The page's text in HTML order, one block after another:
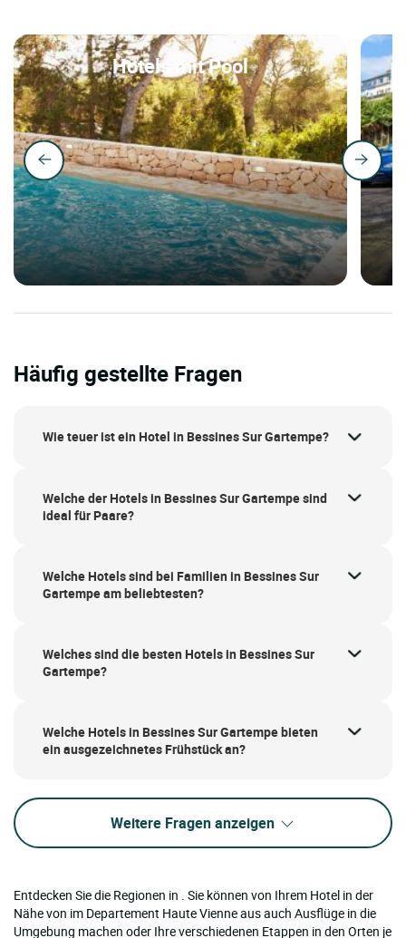
Hotels mit Pool
Häufig gestellte Fragen
Wie teuer ist ein Hotel in Bessines Sur Gartempe?
Welche der Hotels in Bessines Sur Gartempe sind
ideal für Paare?
Welche Hotels sind bei Familien in Bessines Sur
Gartempe am beliebtesten?
Welches sind die besten Hotels in Bessines Sur
Gartempe?
Welche Hotels in Bessines Sur Gartempe bieten
ein ausgezeichnetes Frühstück an?
Weitere Fragen anzeigen
Entdecken Sie die Regionen in . Sie können von Ihrem Hotel in der
Nähe von im Departement Haute Vienne aus auch Ausflüge in die
Umgebung machen oder Ihre verschiedenen Etappen in den Orten je